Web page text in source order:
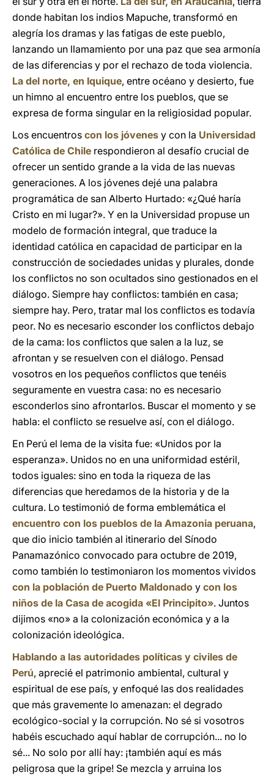
donde habitan los indios Mapuche, transformó en
alegría los dramas y las fatigas de este pueblo,
lanzando un llamamiento por una paz que sea armonía
de las diferencias y por el rechazo de toda violencia.
La del norte, en Iquique, entre océano y desierto, fue
un himno al encuentro entre los pueblos, que se
expresa de forma singular en la religiosidad popular.
Los encuentros con los jóvenes y con la Universidad
Católica de Chile respondieron al desafío crucial de
ofrecer un sentido grande a la vida de las nuevas
generaciones. A los jóvenes dejé una palabra
programática de san Alberto Hurtado: «¿Qué haría
Cristo en mi lugar?». Y en la Universidad propuse un
modelo de formación integral, que traduce la
identidad católica en capacidad de participar en la
construcción de sociedades unidas y plurales, donde
los conflictos no son ocultados sino gestionados en el
diálogo. Siempre hay conflictos: también en casa;
siempre hay. Pero, tratar mal los conflictos es todavía
peor. No es necesario esconder los conflictos debajo
de la cama: los conflictos que salen a la luz, se
afrontan y se resuelven con el diálogo. Pensad
vosotros en los pequeños conflictos que tenéis
seguramente en vuestra casa: no es necesario
esconderlos sino afrontarlos. Buscar el momento y se
habla: el conflicto se resuelve así, con el diálogo.
En Perú el lema de la visita fue: «Unidos por la
esperanza». Unidos no en una uniformidad estéril,
todos iguales: sino en toda la riqueza de las
diferencias que heredamos de la historia y de la
cultura. Lo testimonió de forma emblemática el
encuentro con los pueblos de la Amazonia peruana,
que dio inicio también al itinerario del Sínodo
Panamazónico convocado para octubre de 2019,
como también lo testimoniaron los momentos vividos
con la población de Puerto Maldonado y con los
niños de la Casa de acogida «El Principito». Juntos
dijimos «no» a la colonización económica y a la
colonización ideológica.
Hablando a las autoridades políticas y civiles de
Perú, aprecié el patrimonio ambiental, cultural y
espiritual de ese país, y enfoqué las dos realidades
que más gravemente lo amenazan: el degrado
ecológico-social y la corrupción. No sé si vosotros
habéis escuchado aquí hablar de corrupción... no lo
sé... No solo por allí hay: ¡también aquí es más
peligrosa que la gripe! Se mezcla y arruina los